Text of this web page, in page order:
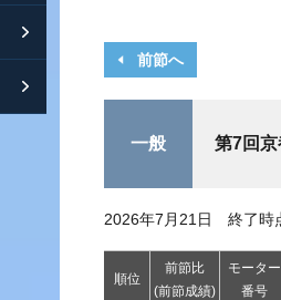
前節へ
一般 第7回
2026年7月21日 終了時
順位
前節比
(前節成績)
モーター
番号